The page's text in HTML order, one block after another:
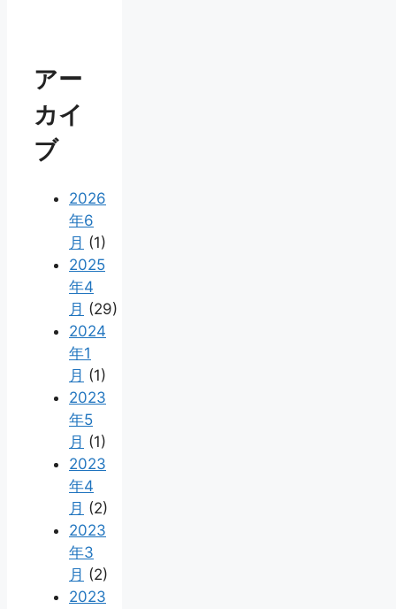
アー
カイ
ブ
2026
年6
月 (1)
2025
年4
月 (29)
2024
年1
月 (1)
2023
年5
月 (1)
2023
年4
月 (2)
2023
年3
月 (2)
2023